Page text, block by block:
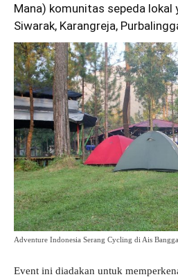
Mana) komunitas sepeda lokal
Siwarak, Karangreja,
Adventure Indonesia Serang Cycling di Ais
Event ini diadakan untuk